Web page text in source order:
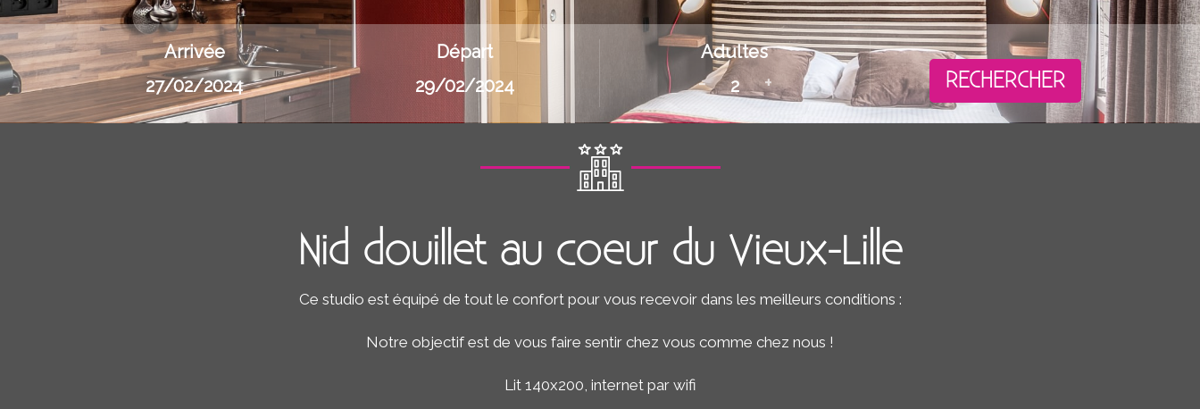
Arrivée Départ
Adultes
-
+ RECHERCHER
Nid douillet au coeur du Vieux-Lille
Ce studio est équipé de tout le confort pour vous recevoir dans les meilleurs conditions :
Notre objectif est de vous faire sentir chez vous comme chez nous !
Lit 140x200, internet par wifi